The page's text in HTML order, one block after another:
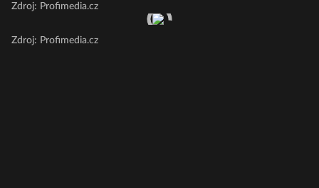
Zdroj: Profimedia.cz
Zdroj: Profimedia.cz